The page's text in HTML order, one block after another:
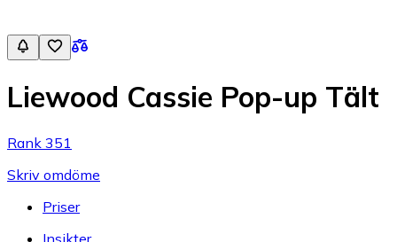
Liewood Cassie Pop-up Tält
Rank 351
Skriv omdöme
Priser
Insikter